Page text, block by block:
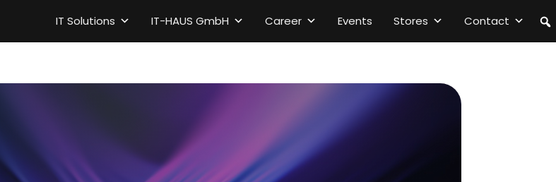
IT Solutions IT-HAUS GmbH Career Events Stores Contact